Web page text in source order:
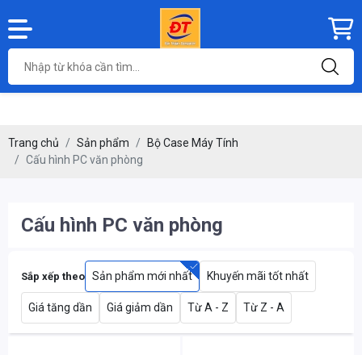
Trang chủ Sản phẩm
Bộ Case Máy Tính
Cấu hình PC văn phòng
Cấu hình PC văn phòng
Sắp xếp theo Sản phẩm mới nhất Khuyến mãi tốt nhất
Giá tăng dần Giá giảm dần Từ A - Z Từ Z - A